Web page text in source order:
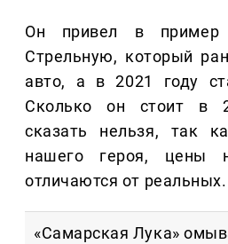
Он привел в
Стрельную, который
авто, а в 2021 году
Сколько он стоит в
сказать нельзя, так
нашего героя, цены
отличаются от реальных.
«Самарская Лука»